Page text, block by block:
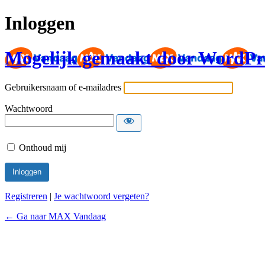
Inloggen
Mogelijk gemaakt door
Gebruikersnaam of e-mailadres
Wachtwoord
Onthoud mij
Registreren | Je wachtwoord vergeten?
← Ga naar MAX Vandaag